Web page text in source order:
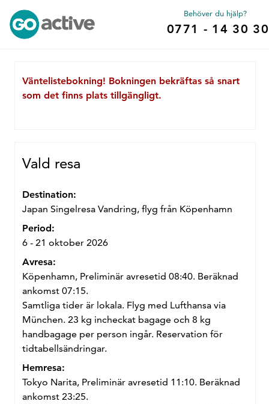
Behöver du hjälp?
0771 - 14 30 30
Väntelistebokning! Bokningen bekräftas så snart
som det finns plats tillgängligt.
Vald resa
Destination:
Japan Singelresa Vandring, flyg från Köpenhamn
Period:
6 - 21 oktober 2026
Avresa:
Köpenhamn, Preliminär avresetid 08:40. Beräknad
ankomst 07:15.
Samtliga tider är lokala. Flyg med Lufthansa via
München. 23 kg incheckat bagage och 8 kg
handbagage per person ingår. Reservation för
tidtabellsändringar.
Hemresa:
Tokyo Narita, Preliminär avresetid 11:10. Beräknad
ankomst 23:25.